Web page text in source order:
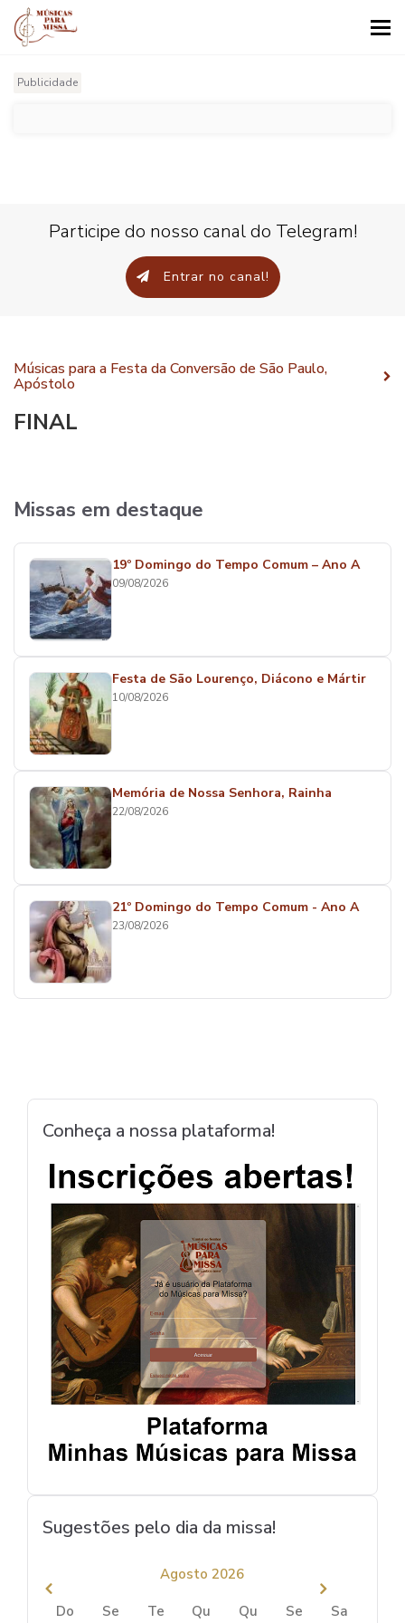
Publicidade
Participe do nosso canal do Telegram!
Entrar no canal!
Músicas para a Festa da Conversão de São Paulo,
Apóstolo
FINAL
Missas em destaque
19º Domingo do Tempo Comum – Ano A
09/08/2026
Festa de São Lourenço, Diácono e Mártir
10/08/2026
Memória de Nossa Senhora, Rainha
22/08/2026
21º Domingo do Tempo Comum - Ano A
23/08/2026
Conheça a nossa plataforma!
Sugestões pelo dia da missa!
Agosto 2026
Do Se Te Qu Qu Se Sa